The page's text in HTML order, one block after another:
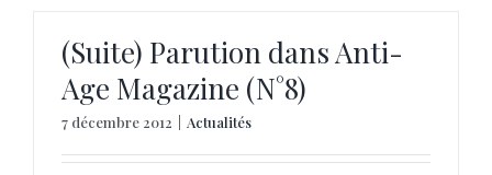
(Suite) Parution dans Anti-
Age Magazine (N°8)
7 décembre 2012 Actualités